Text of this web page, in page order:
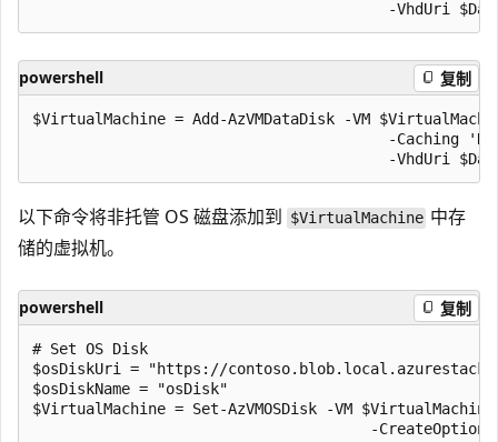
powershell 复制
$VirtualMachine = Add-AzVMDataDisk -VM
-Caching
以下命令将非托管 OS 磁盘添加到 $VirtualMachine 中存
储的虚拟机。
powershell 复制
# Set OS Disk
$osDiskUri = "https://
$osDiskName = "osDisk"
$VirtualMachine = Set-AzVMOSDisk -VM